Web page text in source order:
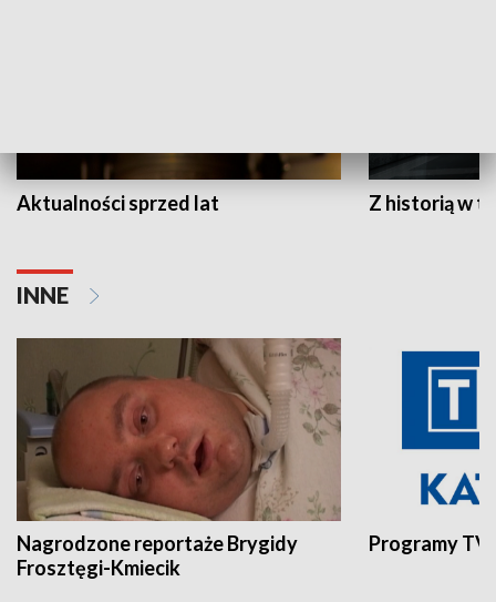
Aktualności sprzed lat Z historią w
INNE
Nagrodzone reportaże Brygidy
Frosztęgi-Kmiecik
Programy